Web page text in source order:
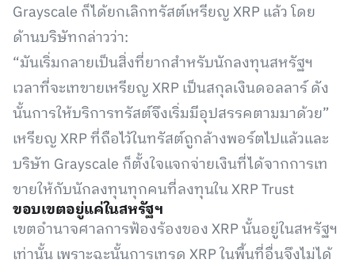
Grayscale ก็ได้ยกเลิกทรัสต์เหรียญ XRP แล้ว โดย
ด้านบริษัทกล่าวว่า:
“มันเริ่มกลายเป็นสิ่งที่ยากสำหรับนักลงทุนสหรัฐฯ
เวลาที่จะเทขายเหรียญ XRP เป็นสกุลเงินดอลลาร์ ดัง
นั้นการให้บริการทรัสต์จึงเริ่มมีอุปสรรคตามมาด้วย”
เหรียญ XRP ที่ถือไว้ในทรัสต์ถูกล้างพอร์ตไปแล้วและ
บริษัท Grayscale ก็ตั้งใจแจกจ่ายเงินที่ได้จากการเท
ขายให้กับนักลงทุนทุกคนที่ลงทุนใน XRP Trust
ขอบเขตอยู่แค่ในสหรัฐฯ
เขตอำนาจศาลการฟ้องร้องของ XRP นั้นอยู่ในสหรัฐฯ​
เท่านั้น เพราะฉะนั้นการเทรด XRP ในพื้นที่อื่นจึงไม่ได้